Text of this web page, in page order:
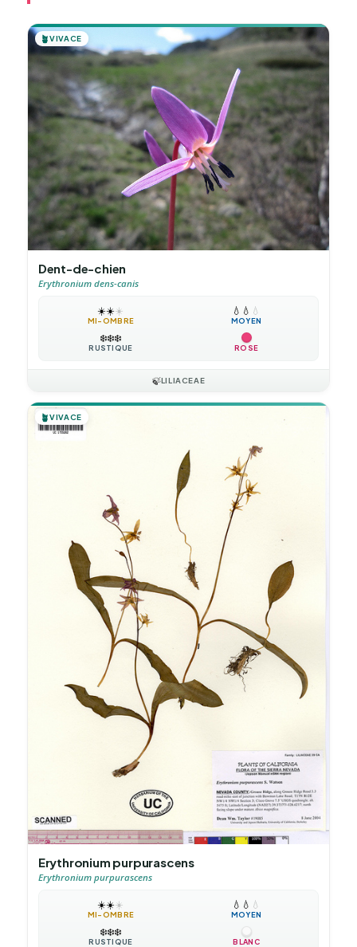
🪴VIVACE
Dent-de-chien
Erythronium dens-canis
☀️☀️☀️
MI-OMBRE
💧 💧 💧
MOYEN
❄️❄️❄️
RUSTIQUE ROSE
🍃LILIACEAE
🪴VIVACE
Erythronium purpurascens
Erythronium purpurascens
☀️☀️☀️
MI-OMBRE
💧 💧 💧
MOYEN
❄️❄️❄️
RUSTIQUE BLANC